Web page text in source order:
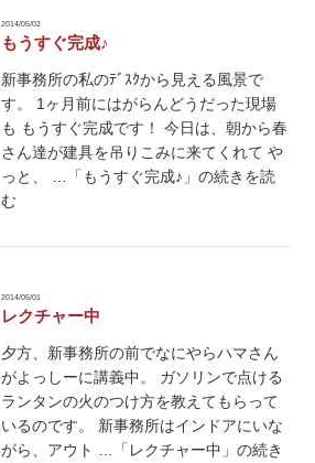
2014/05/02
もうすぐ完成♪
新事務所の私のﾃﾞｽｸから見える風景で
す。 1ヶ月前にはがらんどうだった現場
も もうすぐ完成です！ 今日は、朝から春
さん達が建具を吊りこみに来てくれて や
っと、 …「もうすぐ完成♪」の続きを読
む
2014/05/01
レクチャー中
夕方、新事務所の前でなにやらハマさん
がよっしーに講義中。 ガソリンで点ける
ランタンの火のつけ方を教えてもらって
いるのです。 新事務所はインドアにいな
がら、アウト …「レクチャー中」の続き